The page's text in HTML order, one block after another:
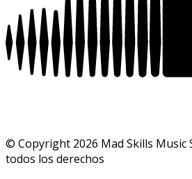
© Copyright 2026 Mad Skills Music
todos los derechos